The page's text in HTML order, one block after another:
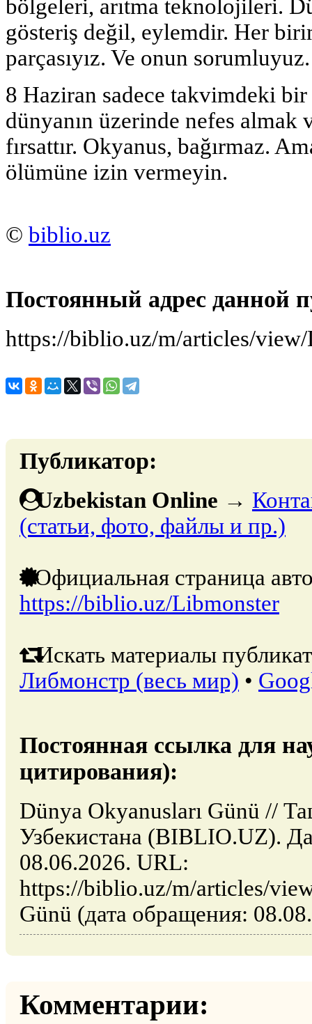
bölgeleri, arıtma teknolojileri.
gösteriş değil, eylemdir. Her
parçasıyız. Ve onun sorumluyuz.
8 Haziran sadece takvimdeki
dünyanın üzerinde nefes
fırsattır. Okyanus, bağırmaz.
ölümüne izin vermeyin.
© biblio.uz
Постоянный адрес данной
https://biblio.uz/m/articles/
Публикатор:
Uzbekistan Online →
(статьи, фото, файлы и пр.)
Официальная страница
https://biblio.uz/Libmonster
Искать материалы
Либмонстр (весь мир) •
Постоянная ссылка для
цитирования):
Dünya Okyanusları Günü //
Узбекистана (BIBLIO.UZ).
08.06.2026. URL:
https://biblio.uz/m/articles/
Günü (дата обращения:
Комментарии: